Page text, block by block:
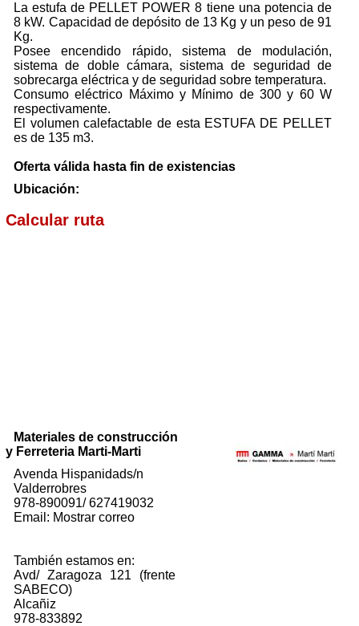
La estufa de PELLET POWER 8 tiene una potencia de
8 kW. Capacidad de depósito de 13 Kg y un peso de 91
Kg.
Posee encendido rápido, sistema de modulación,
sistema de doble cámara, sistema de seguridad de
sobrecarga eléctrica y de seguridad sobre temperatura.
Consumo eléctrico Máximo y Mínimo de 300 y 60 W
respectivamente.
El volumen calefactable de esta ESTUFA DE PELLET
es de 135 m3.
Oferta válida hasta fin de existencias
Ubicación:
Calcular ruta
Materiales de construcción
y Ferreteria Marti-Marti
Avenda Hispanidads/n
Valderrobres
978-890091/ 627419032
Email: Mostrar correo
También estamos en:
Avd/ Zaragoza 121 (frente
SABECO)
Alcañiz
978-833892